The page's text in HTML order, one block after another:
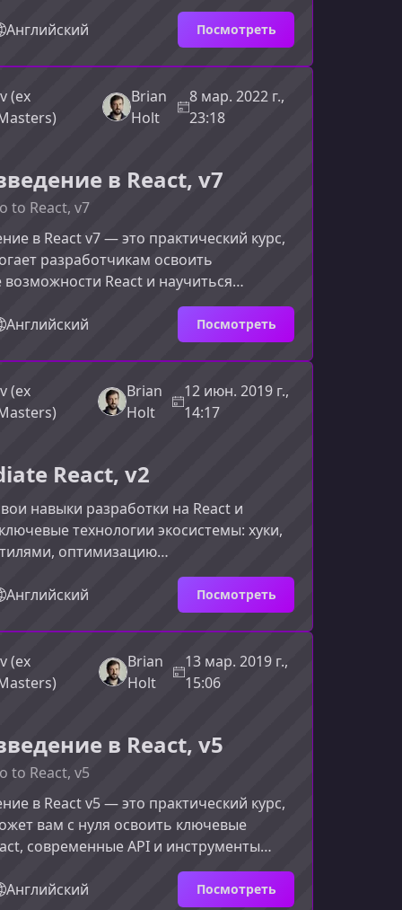
которые уже знакомы с основами
укрепить навыки, освоив
инструменты, паттерны и лучшие
вы изучите в этом
построена модульно — вы можете
или выбирать
для вашего проекта. Все
Английский Посмотреть
(ex
Brian
Holt
8 мар. 2022 г.,
23:18
в React, v7
to React, v7
в React v7 — это практический курс,
разработчикам освоить
React и научиться
стабильные и готовые к
В этом материале вы
ожидать от программы обучения и
одним из лучших способов
экспертизу в React.Что представляет
введение в React v7»Курс
и адаптирован под актуа
Английский Посмотреть
(ex
Brian
Holt
12 июн. 2019 г.,
14:17
React, v2
навыки разработки на React и
технологии экосистемы: хуки,
оптимизацию
TypeScript и тестирование. Этот
разработчикам, которые уже знакомы с
React и хотят вывести
уровень.Что вы изучите в этом
современные подходы и
которые применяются в
Он построен модульно, поэто
Английский Посмотреть
(ex
Brian
Holt
13 мар. 2019 г.,
15:06
в React, v5
to React, v5
в React v5 — это практический курс,
вам с нуля освоить ключевые
современные API и инструменты
уверенно создавать
и производственные
Английский Посмотреть